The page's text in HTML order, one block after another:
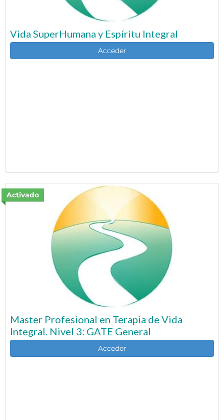
Vida SuperHumana y Espíritu Integral
Acceder
Activado
Master Profesional en Terapia de Vida
Integral. Nivel 3: GATE General
Acceder